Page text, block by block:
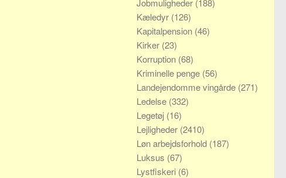
Jobmuligheder (188)
Kæledyr (126)
Kapitalpension (46)
Kirker (23)
Korruption (68)
Kriminelle penge (56)
Landejendomme vingårde (271)
Ledelse (332)
Legetøj (16)
Lejligheder (2410)
Løn arbejdsforhold (187)
Luksus (67)
Lystfiskeri (6)